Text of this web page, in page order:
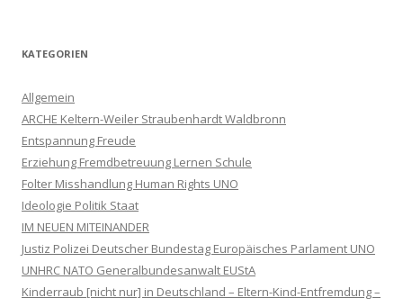
KATEGORIEN
Allgemein
ARCHE Keltern-Weiler Straubenhardt Waldbronn
Entspannung Freude
Erziehung Fremdbetreuung Lernen Schule
Folter Misshandlung Human Rights UNO
Ideologie Politik Staat
IM NEUEN MITEINANDER
Justiz Polizei Deutscher Bundestag Europäisches Parlament UNO
UNHRC NATO Generalbundesanwalt EUStA
Kinderraub [nicht nur] in Deutschland – Eltern-Kind-Entfremdung –